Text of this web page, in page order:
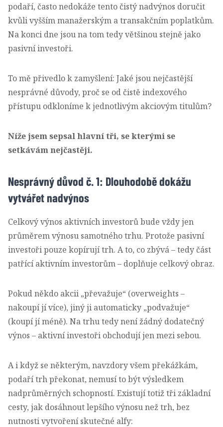
podaří, často nedokáže tento čistý nadvýnos doručit
kvůli vyšším manažerským a transakčním poplatkům.
Na konci dne jsou na tom tedy většinou stejně jako
pasivní investoři.
To mě přivedlo k zamyšlení: Jaké jsou nejčastější
nesprávné důvody, proč se od čistě indexového
přístupu odkloníme k jednotlivým akciovým titulům?
Níže jsem sepsal hlavní tři, se kterými se
setkávám nejčastěji.
Nesprávný důvod č. 1: Dlouhodobě dokážu
vytvářet nadvýnos
Celkový výnos aktivních investorů bude vždy jen
průměrem výnosu samotného trhu. Protože pasivní
investoři pouze kopírují trh. A to, co zbývá – tedy část
patřící aktivním investorům – doplňuje celkový obraz.
Pokud někdo akcii „převažuje“ (overweights –
nakoupí jí více), jiný ji automaticky „podvažuje“
(koupí jí méně). Na trhu tedy není žádný dodatečný
výnos – aktivní investoři obchodují jen mezi sebou.
A i když se některým, navzdory všem překážkám,
podaří trh překonat, nemusí to být výsledkem
nadprůměrných schopností. Existují totiž tři základní
cesty, jak dosáhnout lepšího výnosu než trh, bez
nutnosti vytvoření skutečné alfy: